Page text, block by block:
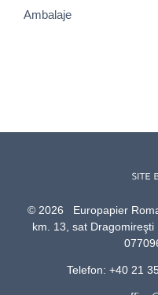
Ambalaje
© 2026 Europapier
km. 13, sat Dragomireşti
Telefon: +40 21